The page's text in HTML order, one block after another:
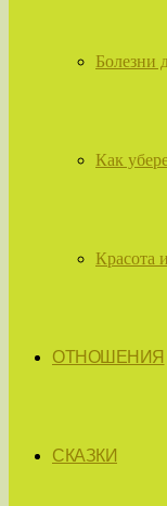
Болезни
Как
Красота
ОТНОШЕНИЯ
СКАЗКИ